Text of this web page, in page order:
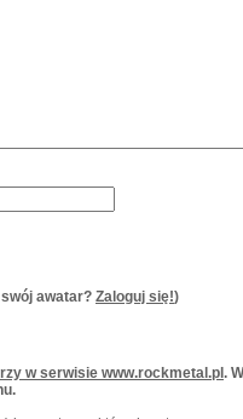
awatar? Zaloguj się!)
w serwisie www.rockmetal.pl .